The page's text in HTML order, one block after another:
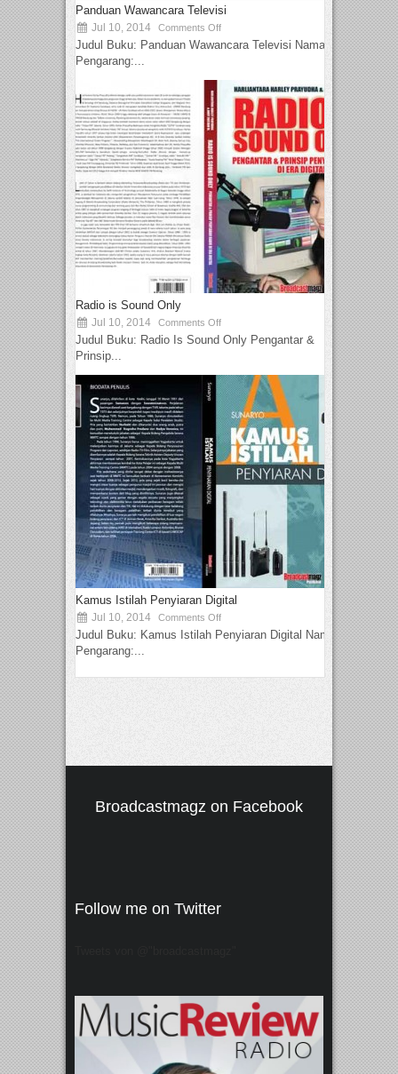
Panduan Wawancara Televisi
Jul 10, 2014 Comments Off
Judul Buku: Panduan Wawancara Televisi Nama
Pengarang:...
Radio is Sound Only
Jul 10, 2014 Comments Off
Judul Buku: Radio Is Sound Only Pengantar &
Prinsip...
Kamus Istilah Penyiaran Digital
Jul 10, 2014 Comments Off
Judul Buku: Kamus Istilah Penyiaran Digital Nama
Pengarang:...
Broadcastmagz on Facebook
Follow me on Twitter